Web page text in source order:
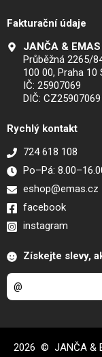
Fakturační údaje
JANČA &
Průběžná 2265/
100 00, Praha 10
IČ: 25907069
DIČ: CZ25907069
Rychlý kontakt
724 618 108
Po–Pá:
eshop@emas.cz
facebook
instagram
Získejte slevy,
2026 © JANČA &